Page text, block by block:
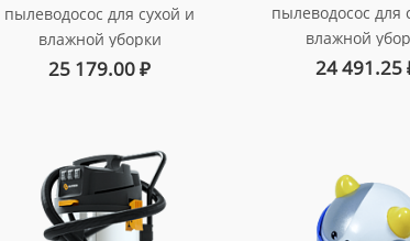
пылеводосос для сухой и
влажной уборки
помещений и
25 179.00₽
пылеводосос для
влажной
помещений
арт. au-
24 491.25